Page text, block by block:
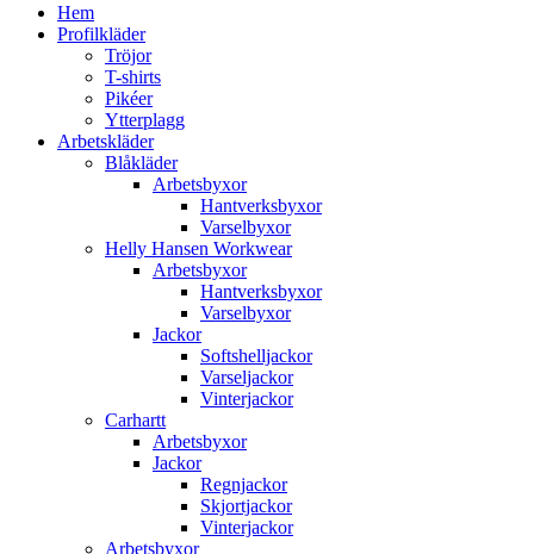
Hem
Profilkläder
Tröjor
T-shirts
Pikéer
Ytterplagg
Arbetskläder
Blåkläder
Arbetsbyxor
Hantverksbyxor
Varselbyxor
Helly Hansen Workwear
Arbetsbyxor
Hantverksbyxor
Varselbyxor
Jackor
Softshelljackor
Varseljackor
Vinterjackor
Carhartt
Arbetsbyxor
Jackor
Regnjackor
Skjortjackor
Vinterjackor
Arbetsbyxor